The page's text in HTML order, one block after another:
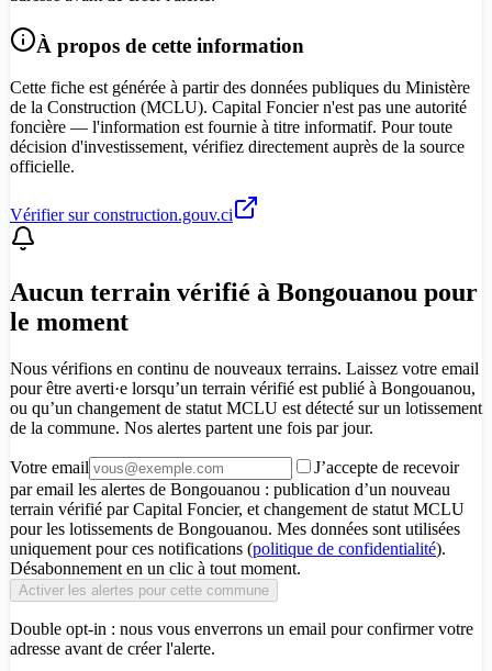
À propos de cette information
Cette fiche est générée à partir des données publiques du Ministère
de la Construction (MCLU). Capital Foncier n'est pas une autorité
foncière — l'information est fournie à titre informatif. Pour toute
décision d'investissement, vérifiez directement auprès de la source
officielle.
Vérifier sur construction.gouv.ci
Aucun terrain vérifié à Bongouanou pour
le moment
Nous vérifions en continu de nouveaux terrains. Laissez votre email
pour être averti·e lorsqu’un terrain vérifié est publié à Bongouanou,
ou qu’un changement de statut MCLU est détecté sur un lotissement
de la commune. Nos alertes partent une fois par jour.
Votre email
J’accepte de recevoir
par email les alertes de Bongouanou : publication d’un nouveau
terrain vérifié par Capital Foncier, et changement de statut MCLU
pour les lotissements de Bongouanou. Mes données sont utilisées
uniquement pour ces notifications (politique de confidentialité).
Désabonnement en un clic à tout moment.
Activer les alertes pour cette commune
Double opt-in : nous vous enverrons un email pour confirmer votre
adresse avant de créer l'alerte.